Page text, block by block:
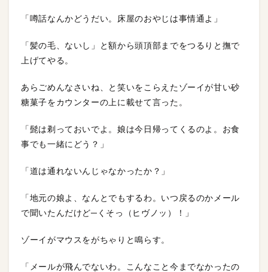
「噂話なんかどうだい。床屋のおやじは事情通よ」
「髪の毛、ないし」と額から頭頂部までをつるりと撫で
上げてやる。
あらごめんなさいね、と笑いをこらえたゾーイが甘い砂
糖菓子をカウンターの上に載せて言った。
「髭は剃っておいでよ。娘は今日帰ってくるのよ。お食
事でも一緒にどう？」
「道は通れないんじゃなかったか？」
「地元の娘よ、なんとでもするわ。いつ戻るのかメール
で聞いたんだけど─くそっ（ヒヴノッ）！」
ゾーイがマウスをがちゃりと鳴らす。
「メールが飛んでないわ。こんなこと今までなかったの